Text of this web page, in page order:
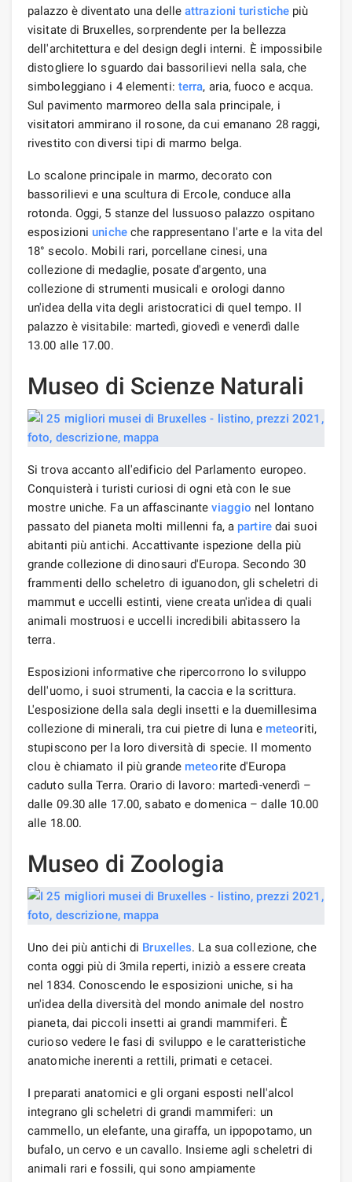
palazzo è diventato una delleattrazioni turistiche più
visitate di Bruxelles, sorprendente per la bellezza
dell'architettura e del design degli interni. È impossibile
distogliere lo sguardo dai bassorilievi nella sala, che
simboleggiano i 4 elementi: terra, aria, fuoco e acqua.
Sul pavimento marmoreo della sala principale, i
visitatori ammirano il rosone, da cui emanano 28 raggi,
rivestito con diversi tipi di marmo belga.
Lo scalone principale in marmo, decorato con
bassorilievi e una scultura di Ercole, conduce alla
rotonda. Oggi, 5 stanze del lussuoso palazzo ospitano
esposizioniunicheche rappresentano l'arte e la vita del
18° secolo. Mobili rari, porcellane cinesi, una
collezione di medaglie, posate d'argento, una
collezione di strumenti musicali e orologi danno
un'idea della vita degli aristocratici di quel tempo. Il
palazzo è visitabile: martedì, giovedì e venerdì dalle
13.00 alle 17.00.
Museo di Scienze Naturali
Si trova accanto all'edificio del Parlamento europeo.
Conquisterà i turisti curiosi di ogni età con le sue
mostre uniche. Fa un affascinanteviaggio nel lontano
passato del pianeta molti millenni fa, a partiredai suoi
abitanti più antichi. Accattivante ispezione della più
grande collezione di dinosauri d'Europa. Secondo 30
frammenti dello scheletro di iguanodon, gli scheletri di
mammut e uccelli estinti, viene creata un'idea di quali
animali mostruosi e uccelli incredibili abitassero la
terra.
Esposizioni informative che ripercorrono lo sviluppo
dell'uomo, i suoi strumenti, la caccia e la scrittura.
L'esposizione della sala degli insetti e la duemillesima
collezione di minerali, tra cui pietre di luna e meteoriti,
stupiscono per la loro diversità di specie. Il momento
clou è chiamato il più grande meteorite d'Europa
caduto sulla Terra. Orario di lavoro: martedì-venerdì –
dalle 09.30 alle 17.00, sabato e domenica – dalle 10.00
alle 18.00.
Museo di Zoologia
Uno dei più antichi di Bruxelles. La sua collezione, che
conta oggi più di 3mila reperti, iniziò a essere creata
nel 1834. Conoscendo le esposizioni uniche, si ha
un'idea della diversità del mondo animale del nostro
pianeta, dai piccoli insetti ai grandi mammiferi. È
curioso vedere le fasi di sviluppo e le caratteristiche
anatomiche inerenti a rettili, primati e cetacei.
I preparati anatomici e gli organi esposti nell'alcol
integrano gli scheletri di grandi mammiferi: un
cammello, un elefante, una giraffa, un ippopotamo, un
bufalo, un cervo e un cavallo. Insieme agli scheletri di
animali rari e fossili, qui sono ampiamente